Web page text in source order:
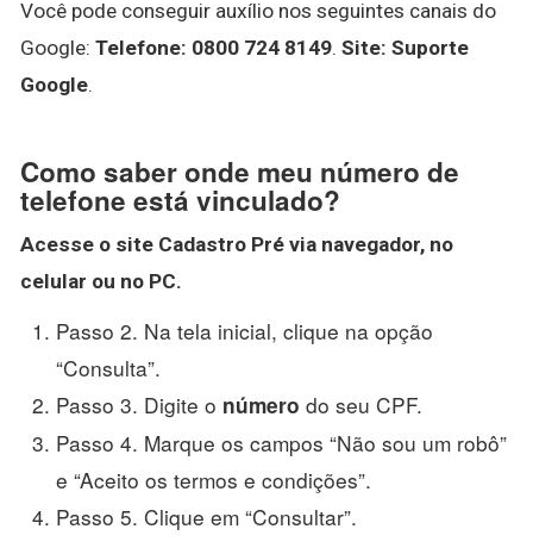
Você pode conseguir auxílio nos seguintes canais do
Google: Telefone: 0800 724 8149. Site: Suporte
Google.
Como saber onde meu número de
telefone está vinculado?
Acesse o site Cadastro Pré via navegador, no
celular ou no PC.
Passo 2. Na tela inicial, clique na opção
“Consulta”.
Passo 3. Digite o número do seu CPF.
Passo 4. Marque os campos “Não sou um robô”
e “Aceito os termos e condições”.
Passo 5. Clique em “Consultar”.